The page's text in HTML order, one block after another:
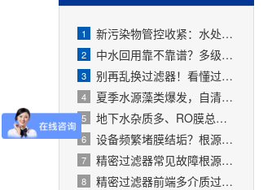
1 新污染物管控收紧：水处理精密过滤器可截留微塑料、微量有害物质
2 中水回用靠不靠谱？多级过滤器层层过滤，出水达标可循环
3 别再乱换过滤器！看懂过滤精度，水处理过滤器少花冤枉钱
4 夏季水源藻类爆发，自清洗过滤器搞定原水预处理难题
5 地下水杂质多、RO膜总报废！一支滤芯过滤器就能大幅延寿
6 设备频繁堵膜结垢？根源就是前置水处理过滤器没配对
7 精密过滤器常见故障根源有哪些？
8 精密过滤器前端多介质过滤失效会怎样？